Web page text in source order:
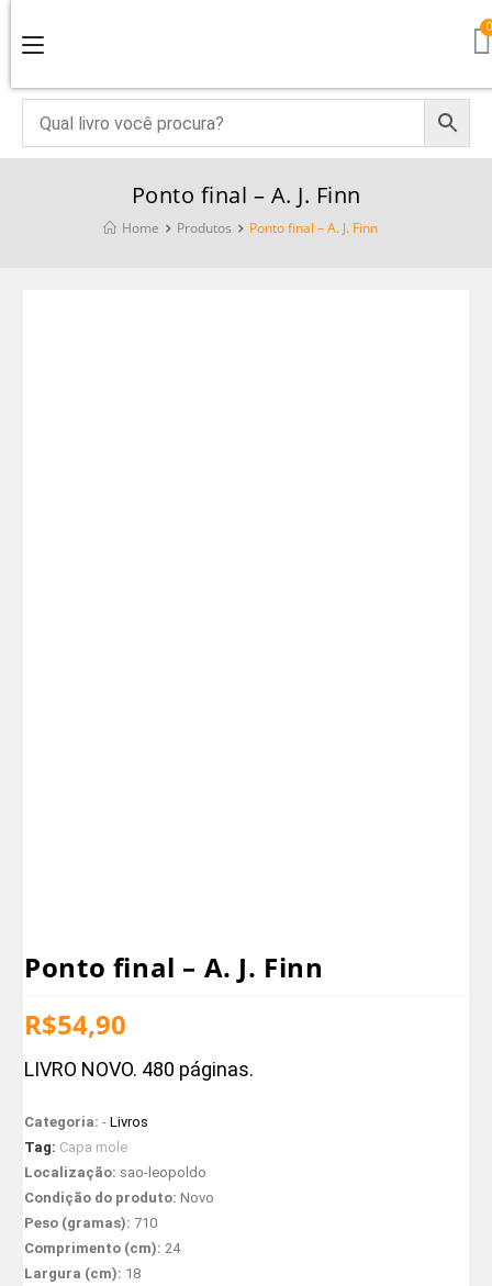
Ponto final – A. J. Finn
Home Produtos Ponto final – A. J. Finn
Ponto final – A. J. Finn
R$54,90
LIVRO NOVO. 480 páginas.
Categoria:-Livros
Tag: Capa mole
Localização: sao-leopoldo
Condição do produto: Novo
Peso (gramas):710
Comprimento (cm): 24
Largura (cm): 18